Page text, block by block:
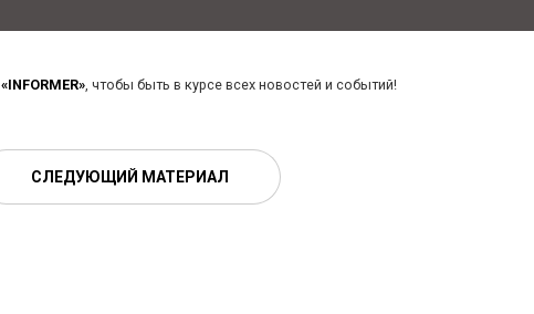
«INFORMER», чтобы быть в курсе всех новостей и событий!
СЛЕДУЮЩИЙ МАТЕРИАЛ